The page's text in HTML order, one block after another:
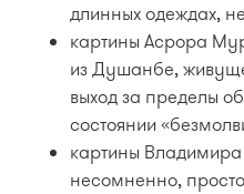
длинных одеждах,
картины Асрора
из Душанбе,
выход за пределы
состоянии
картины
несомненно,